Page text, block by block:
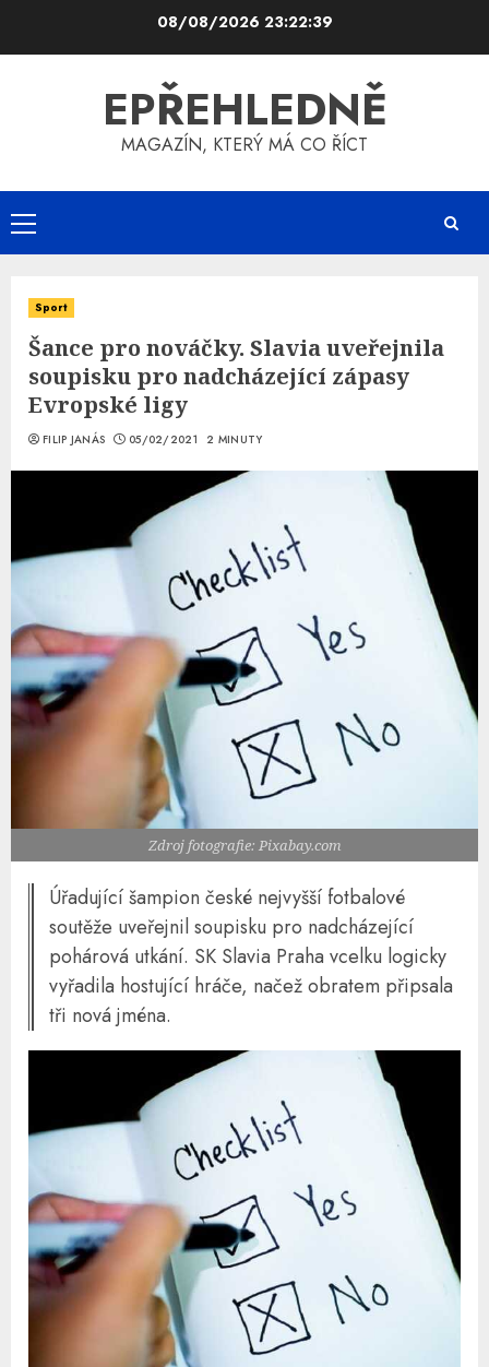
08/08/2026 23:22:39
EPŘEHLEDNĚ
MAGAZÍN, KTERÝ MÁ CO ŘÍCT
Primary
Menu
Sport
Šance pro nováčky. Slavia uveřejnila
soupisku pro nadcházející zápasy
Evropské ligy
FILIP JANÁS 05/02/2021 2 MINUTY
Zdroj fotografie: Pixabay.com
Úřadující šampion české nejvyšší fotbalové
soutěže uveřejnil soupisku pro nadcházející
pohárová utkání. SK Slavia Praha vcelku logicky
vyřadila hostující hráče, načež obratem připsala
tři nová jména.